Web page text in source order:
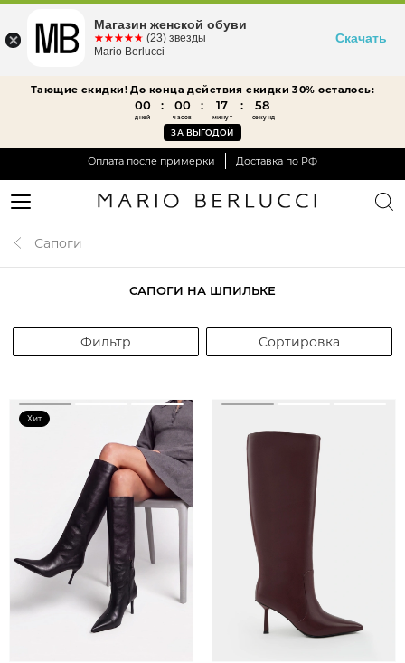
Тающие скидки! До конца действия скидки 30% осталось:
00
дней
: 00
часов
: 17
минут
: 58
секунд
ЗА ВЫГОДОЙ
Оплата после примерки Доставка по РФ
Сапоги
САПОГИ НА ШПИЛЬКЕ
Фильтр Сортировка
Хит
Магазин женской обуви
☆☆☆☆☆
★★★★★ (23) звезды
Mario Berlucci
Скачать